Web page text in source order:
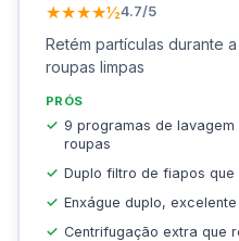
★★★★½4.7/5
Retém partículas durante
roupas limpas
PRÓS
9 programas de
roupas
Duplo filtro de fiapos
Enxágue duplo,
Centrifugação extra que